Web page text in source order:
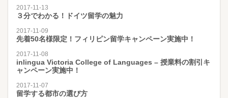
2017-11-13
３分でわかる！ドイツ留学の魅力
2017-11-09
先着50名様限定！フィリピン留学キャンペーン実施中！
2017-11-08
inlingua Victoria College of Languages – 授業料の割引キ
ャンペーン実施中！
2017-11-07
留学する都市の選び方